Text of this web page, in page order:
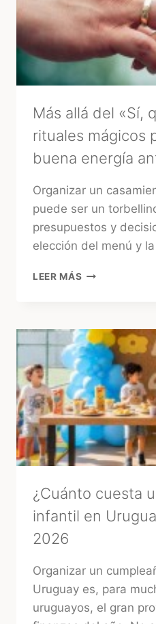
MIRADA
DE
UNA
EXPERTA
–
Más allá del «Sí,
rituales mágicos
buena energía
Organizar un
puede ser un
presupuestos y
elección del menú y
LEER MÁS MÁS
QUIERO»:
3
RITUALES
MÁGICOS
PARA
ATRAER
BUENA
ENERGÍA
ANTES
DE
BODA
¿Cuánto cuesta
infantil en
2026
Organizar un
Uruguay es, para
uruguayos, el gran